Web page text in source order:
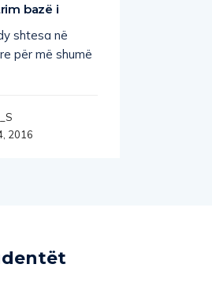
bazë i
shtesa në
për më shumë
2016